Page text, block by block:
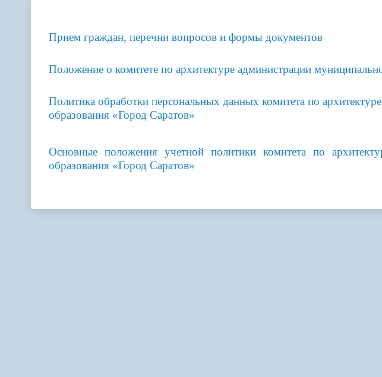
Прием граждан, перечни вопросов и формы документов
Положение о комитете по архитектуре администрации
Политика обработки персональных данных комитета по
образования «Город Саратов»
Основные положения учетной политики комитета по
образования «Город Саратов»